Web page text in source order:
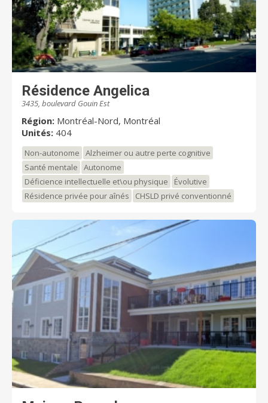
Résidence Angelica
3435, boulevard Gouin Est
Région: Montréal-Nord, Montréal
Unités: 404
Non-autonome
Alzheimer ou autre perte cognitive
Santé mentale
Autonome
Déficience intellectuelle et\ou physique
Évolutive
Résidence privée pour aînés
CHSLD privé conventionné